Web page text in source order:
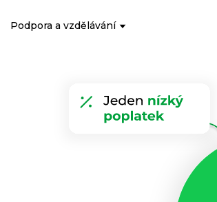
Podpora a vzdělávání